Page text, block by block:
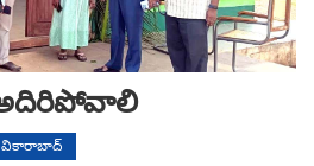
అదిరిపోవాలి
వికారాబాద్